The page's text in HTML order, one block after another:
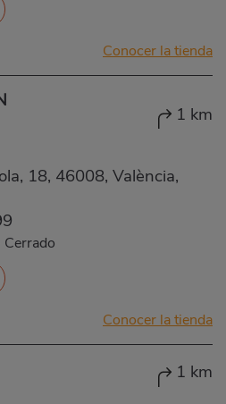
Conocer la tienda
1 km
18, 46008, València,
Cerrado
Conocer la tienda
1 km